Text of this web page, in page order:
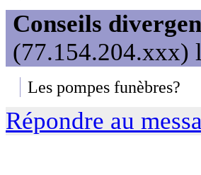
Conseils
(77.154.204.xxx)
Les pompes funèbres?
Répondre au